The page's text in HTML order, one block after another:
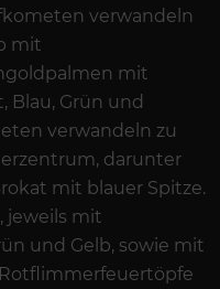
verwandeln
mit
mit
Blau, Grün und
verwandeln zu
darunter
mit blauer Spitze.
jeweils mit
und Gelb, sowie mit
Rotflimmerfeuertöpfe